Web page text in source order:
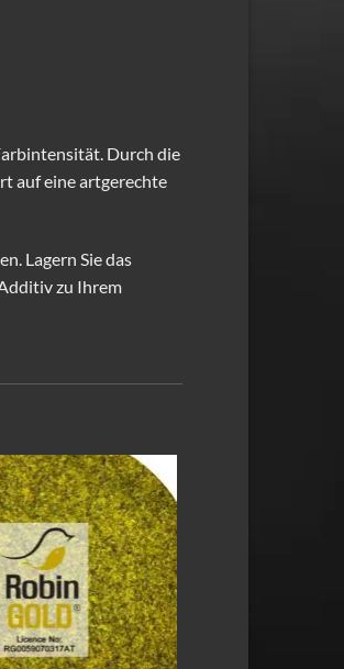
Durch die
auf eine artgerechte
Lagern Sie das
zu Ihrem